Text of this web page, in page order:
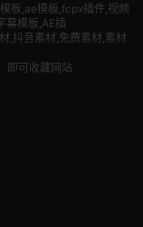
板,ae模板,fcpx插件,视频
幕模板,AE插
,抖音素材,免费素材,素材
即可收藏网站